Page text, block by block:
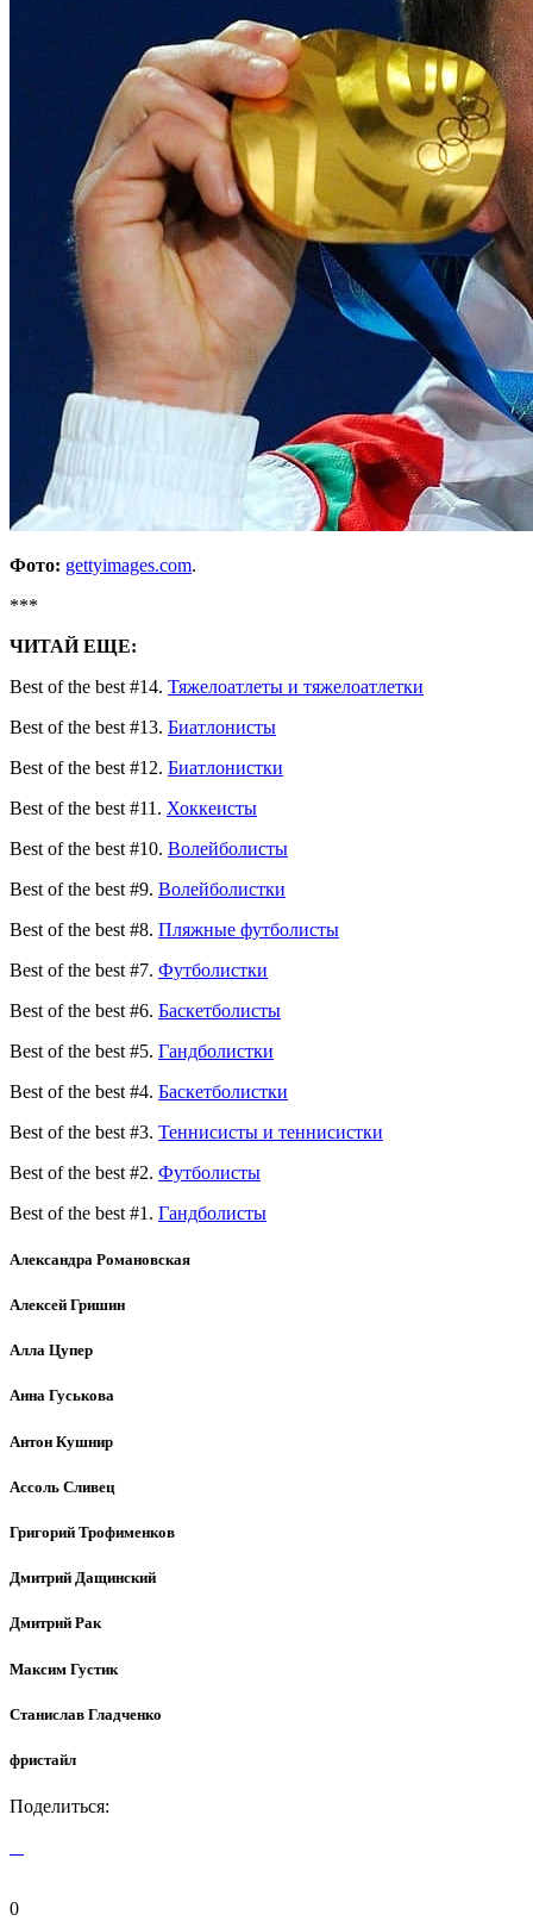
Фото: gettyimages.com.
***
ЧИТАЙ ЕЩЕ:
Best of the best #14. Тяжелоатлеты и тяжелоатлетки
Best of the best #13. Биатлонисты
Best of the best #12. Биатлонистки
Best of the best #11. Хоккеисты
Best of the best #10. Волейболисты
Best of the best #9. Волейболистки
Best of the best #8. Пляжные футболисты
Best of the best #7. Футболистки
Best of the best #6. Баскетболисты
Best of the best #5. Гандболистки
Best of the best #4. Баскетболистки
Best of the best #3. Теннисисты и теннисистки
Best of the best #2. Футболисты
Best of the best #1. Гандболисты
Александра Романовская
Алексей Гришин
Алла Цупер
Анна Гуськова
Антон Кушнир
Ассоль Сливец
Григорий Трофименков
Дмитрий Дащинский
Дмитрий Рак
Максим Густик
Станислав Гладченко
фристайл
Поделиться:
0